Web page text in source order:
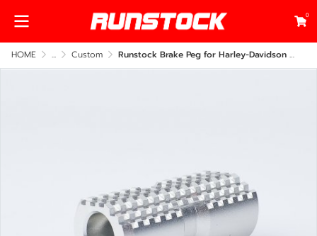
0
HOME ... Custom Runstock Brake Peg for Harley-Davidson – CNC Billet Aluminum Brake Foot Peg